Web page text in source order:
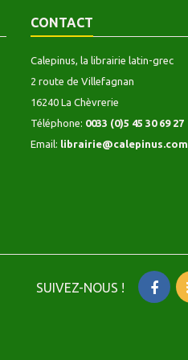
CONTACT
Calepinus, la librairie latin-grec
2 route de Villefagnan
16240 La Chèvrerie
Téléphone: 0033 (0)5 45 30 69 27
Email: librairie@calepinus.com
SUIVEZ-NOUS !